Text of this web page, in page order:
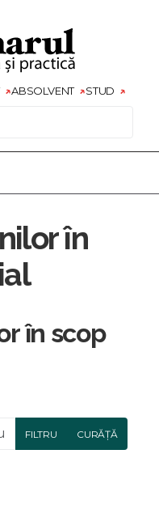
ABSOLVENT STUD
în
în scop
FILTRU CURĂȚĂ